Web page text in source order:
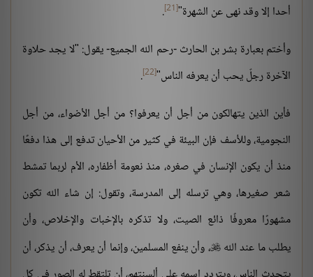
أحدا إلا وقد نهى عن الشهرة"[21]
.
وأختم بعبارة بشر بن الحارث -رحم الله الجميع- يقول: "لا يجد حلاوة
الآخرة رجلٌ يحب أن يعرفه الناس"[22]
.
فأين الذين يتهالكون من أجل أن يعرفوا؟ من أجل الأضواء، من أجل
النجومية، وللأسف فإن البيئة في كثير من الأحيان تدفع إلى هذا دفعًا
منذ أن يكون الإنسان في صغره، منذ نعومة أظفاره، الأم لربما تمشط
شعر صغيرها، وهي ترسله إلى المدرسة، وتقول: إن شاء الله تكون
مشهورًا معروفًا ذائع الصيت، ولا تذكره بالإخبات والإخلاص، وأن
يطلب ما عند الله، وأن ينفع المسلمين، وإنما أن يعرف، أن يذكر، أن